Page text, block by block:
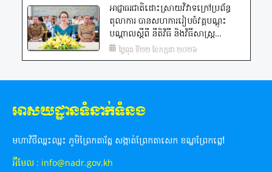
សាលាភូមិន្ទរដ្ឋបាល
អាជ្ញាធរជាតិដោះស្រាយវិវាទក្រៅប្រព័ន្ធ
តុលាការ បានសហការរៀបចំវគ្គបណ្តុះ
បណ្តាលស្តីពី នីតិវិធី និងវិធីសាស្រ្ត
សម្រុះសម្រួលផ្សះផ្សាវិវាទក្រៅប្រព័ន្ធ
តុលាការ ជូនដល់មន្ត្រីរដ្ឋបាលរាជធានីភ្នំពេញ
ថ្ងៃពុធ ទី២២ ខែកក្កដា ២០២៦
អាសយដ្ឋានទំនាក់ទំនង
មហាវិថីឈ្នះឈ្នះ ភូមិព្រែកតារ័ត្ន សង្កាត់ព្រែកតាសេក ខណ្ឌព្រែកព្នៅ
អ៊ីមែល : info@nadr.gov.kh